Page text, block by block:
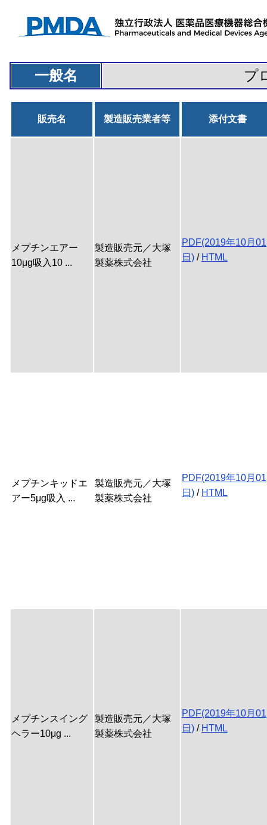
一般名 プ
販売名 製造販売業者等 添付文書
メプチンエアー
10μg吸入10 ...
製造販売元／大塚
製薬株式会社
PDF(2019年10月01
日) / HTML
メプチンキッドエ
アー5μg吸入 ...
製造販売元／大塚
製薬株式会社
PDF(2019年10月01
日) / HTML
メプチンスイング
ヘラー10μg ...
製造販売元／大塚
製薬株式会社
PDF(2019年10月01
日) / HTML